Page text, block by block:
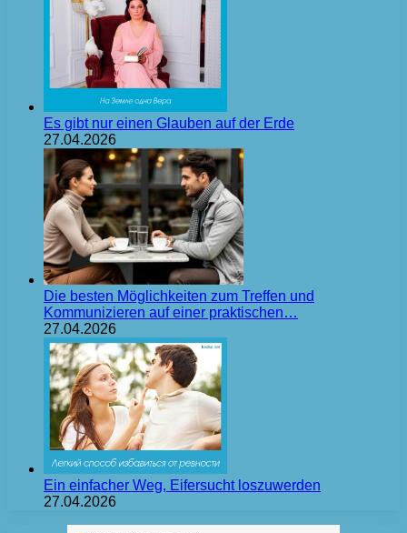
Es gibt nur einen Glauben auf der Erde
27.04.2026
Die besten Möglichkeiten zum Treffen und
Kommunizieren auf einer praktischen…
27.04.2026
Ein einfacher Weg, Eifersucht loszuwerden
27.04.2026